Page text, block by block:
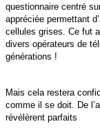
questionnaire centré
appréciée permettant
cellules grises. Ce fut
divers opérateurs de
générations !
Mais cela restera
comme il se doit. De
révélèrent parfaits